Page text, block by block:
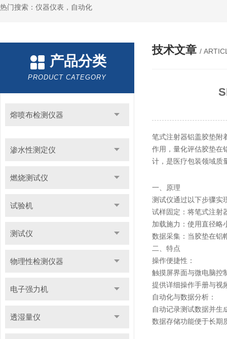
热门搜索：仪器仪表，自动化
产品分类
PRODUCT CATEGORY
熔喷布检测仪器
渗水性测定仪
燃烧测试仪
试验机
测试仪
物理性检测仪器
电子强力机
透湿量仪
技术文章 /
笔式注射器铝盖胶垫附
作用，量化评估胶垫在
计，是医疗包装领域质
一、原理
测试仪通过以下步骤实
试样固定：将笔式注射
加载施力：使用直径略
数据采集：当胶垫在铝
二、特点
操作便捷性：
触摸屏界面与微电脑控
提供详细操作手册与视
自动化与数据分析：
自动记录测试数据并生
数据存储功能便于长期